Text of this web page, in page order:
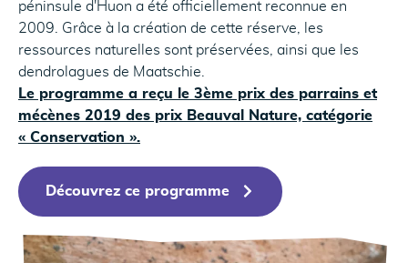
péninsule d'Huon a été officiellement reconnue en
2009. Grâce à la création de cette réserve, les
ressources naturelles sont préservées, ainsi que les
dendrolagues de Maatschie.
Le programme a reçu le 3ème prix des parrains et
mécènes 2019 des prix Beauval Nature, catégorie
« Conservation ».
Découvrez ce programme